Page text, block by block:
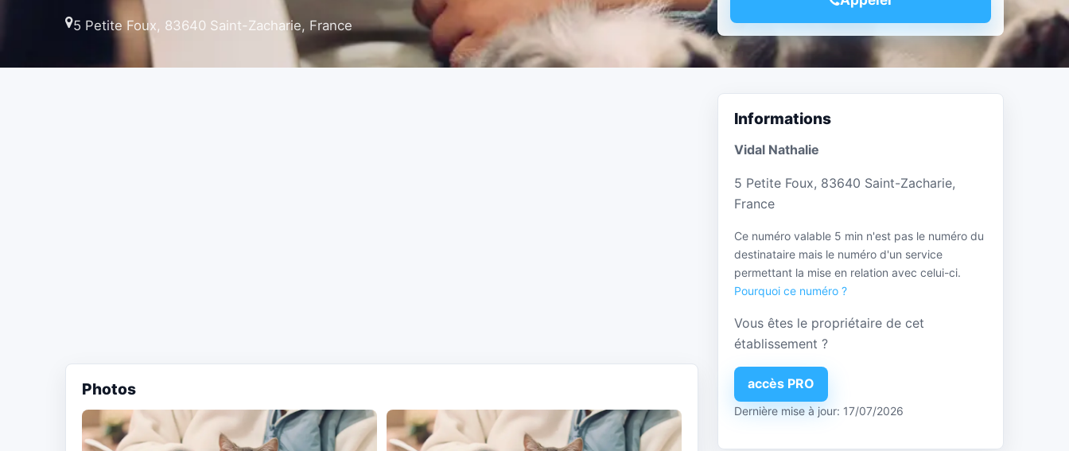
5 Petite Foux, 83640 Saint-Zacharie, France
Photos
Informations
Vidal Nathalie
5 Petite Foux, 83640 Saint-Zacharie,
France
Ce numéro valable 5 min n'est pas le numéro du
destinataire mais le numéro d'un service
permettant la mise en relation avec celui-ci.
Pourquoi ce numéro ?
Vous êtes le propriétaire de cet
établissement ?
accès PRO
Dernière mise à jour: 17/07/2026